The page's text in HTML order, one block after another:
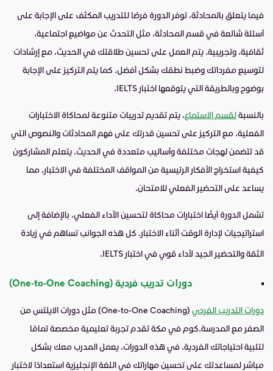
فيما يتعلق بالمحادثة، توفر الدورة فرصًا للتدريب المكثف على الإجابة على
أسئلة شائعة في قسم المحادثة، مثل التحدث عن مواضيع اجتماعية،
ثقافية، وتجريبية. يتم العمل على تحسين طلاقتك في الحديث، مع إرشادات
لتوسيع مفرداتك وضبط نطقك بشكل أفضل. كما يتم التركيز على الإجابة
بوضوح وبالطريقة التي يتوقعها اختبار IELTS.
بالنسبةلقسم الاستماع، يتم تقديم تدريبات متنوعة لمحاكاة الاختبارات
الفعلية، مع التركيز على تحسين قدرتك على فهم المحادثات والنصوص التي
قد تتضمن لهجات مختلفة وأساليب متعددة في الحديث. يتعلم المشاركون
كيفية استخراج الأفكار الرئيسية من المواقف المختلفة في الاختبار، مما
يساعد على التحضير الفعلي للامتحان.
تشمل الدورة أيضًا اختبارات محاكاة لتحسين الأداء الفعلي، بالإضافة إلى
استراتيجيات لإدارة الوقت أثناء الاختبار. كل هذه الجوانب تساهم في زيادة
الثقة والتحضير الجيد لأداء قوي في اختبار IELTS.
دورات تدريب فردية (One-to-One Coaching)
دورات التدريب الفردي
(One-to-One Coaching) مثل دورات الايلتس من
الصفر مع المدرسة.كوم في مكة تقدم تجربة تعليمية مخصصة تمامًا
لتلبية احتياجاتك الفردية. في هذه الدورات، يعمل المدرب معك بشكل
مباشر لمساعدتك على تحسين مهاراتك في اللغة الإنجليزية استعدادًا لاختبار